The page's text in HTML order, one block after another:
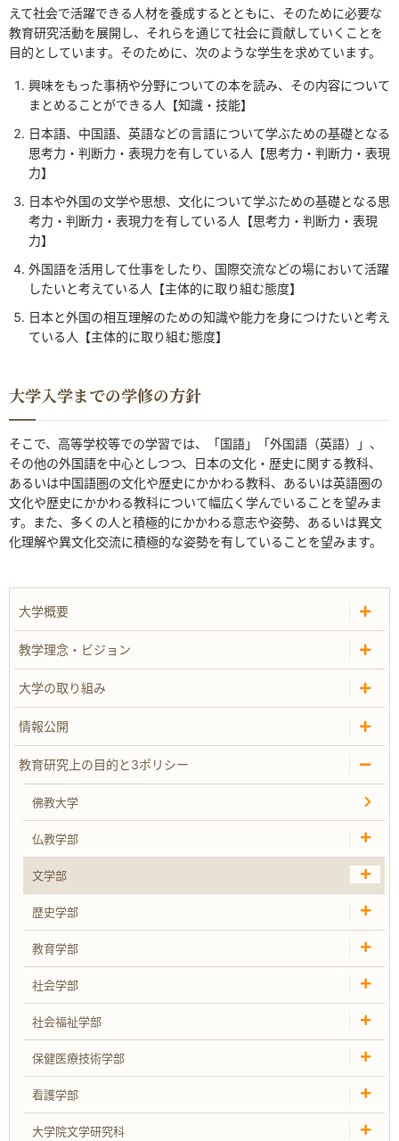
えて社会で活躍できる人材を養成するとともに、そのために必要な
教育研究活動を展開し、それらを通じて社会に貢献していくことを
目的としています。そのために、次のような学生を求めています。
興味をもった事柄や分野についての本を読み、その内容について
まとめることができる人【知識・技能】
日本語、中国語、英語などの言語について学ぶための基礎となる
思考力・判断力・表現力を有している人【思考力・判断力・表現
力】
日本や外国の文学や思想、文化について学ぶための基礎となる思
考力・判断力・表現力を有している人【思考力・判断力・表現
力】
外国語を活用して仕事をしたり、国際交流などの場において活躍
したいと考えている人【主体的に取り組む態度】
日本と外国の相互理解のための知識や能力を身につけたいと考え
ている人【主体的に取り組む態度】
大学入学までの学修の方針
そこで、高等学校等での学習では、「国語」「外国語（英語）」、
その他の外国語を中心としつつ、日本の文化・歴史に関する教科、
あるいは中国語圏の文化や歴史にかかわる教科、あるいは英語圏の
文化や歴史にかかわる教科について幅広く学んでいることを望みま
す。また、多くの人と積極的にかかわる意志や姿勢、あるいは異文
化理解や異文化交流に積極的な姿勢を有していることを望みます。
大学概要
教学理念・ビジョン
大学の取り組み
情報公開
教育研究上の目的と3ポリシー
佛教大学
仏教学部
文学部
歴史学部
教育学部
社会学部
社会福祉学部
保健医療技術学部
看護学部
大学院文学研究科